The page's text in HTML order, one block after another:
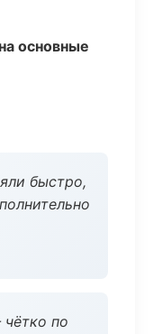
основные
быстро,
по